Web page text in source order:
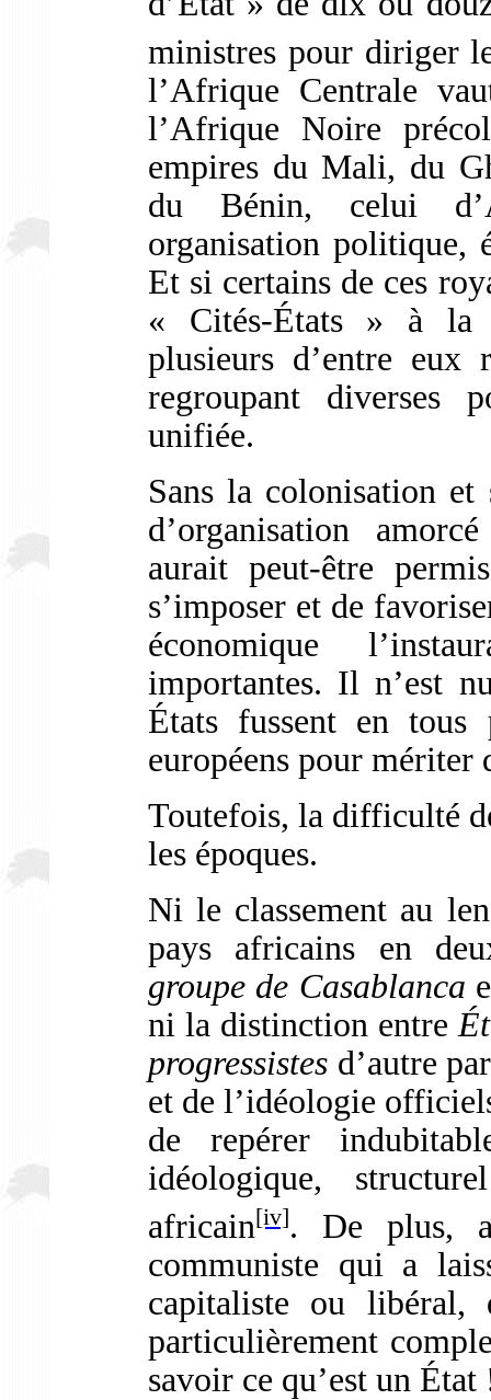
ministres pour diriger
l’Afrique Centrale
l’Afrique Noire
empires du Mali, du
du Bénin, celui
organisation
Et si certains de ces
« Cités-États » à la
plusieurs d’entre eux
regroupant diverses
unifiée.
Sans la colonisation et
d’organisation
aurait peut-être
s’imposer et de
économique
importantes. Il n’est
États fussent en tous
européens pour mériter
Toutefois, la difficulté
les époques.
Ni le classement au
pays africains en
groupe de Casablanca
ni la distinction entre
progressistes d’autre
et de l’idéologie
de repérer
idéologique,
africain[iv]. De plus,
communiste qui a
capitaliste ou libéral,
particulièrement
savoir ce qu’est un État